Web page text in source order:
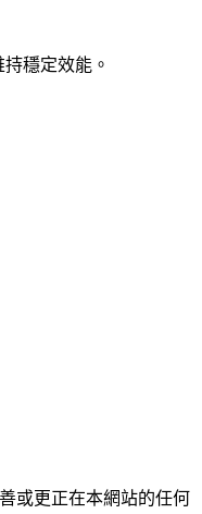
穩定效能。
或更正在本網站的任何